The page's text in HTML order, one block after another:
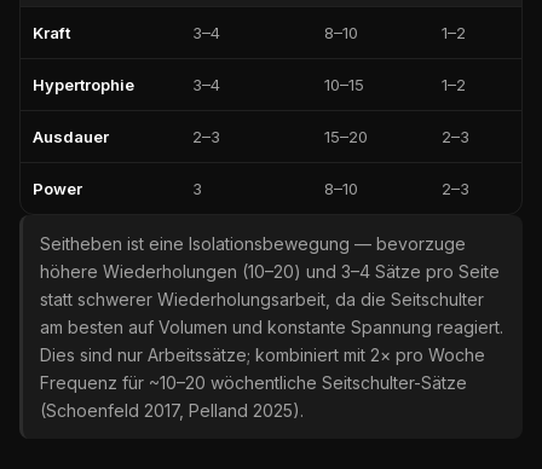
Kraft 3–4 8–10 1–2
Hypertrophie 3–4 10–15 1–2
Ausdauer 2–3 15–20 2–3
Power 3 8–10 2–3
Seitheben ist eine Isolationsbewegung — bevorzuge
höhere Wiederholungen (10–20) und 3–4 Sätze pro Seite
statt schwerer Wiederholungsarbeit, da die Seitschulter
am besten auf Volumen und konstante Spannung reagiert.
Dies sind nur Arbeitssätze; kombiniert mit 2× pro Woche
Frequenz für ~10–20 wöchentliche Seitschulter-Sätze
(Schoenfeld 2017, Pelland 2025).